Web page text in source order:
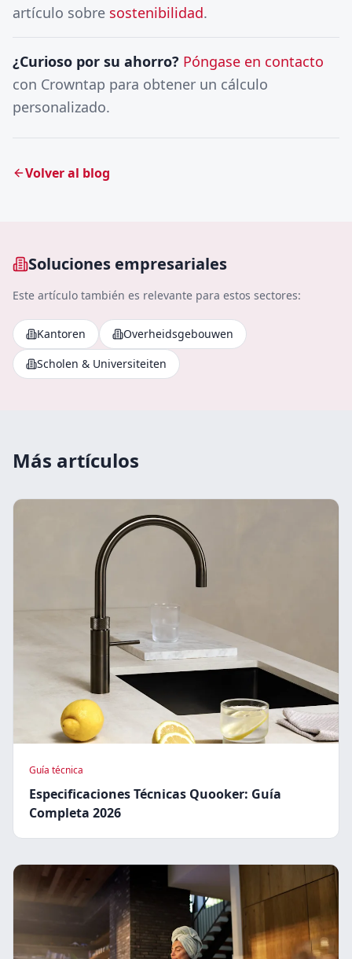
artículo sobre sostenibilidad.
¿Curioso por su ahorro? Póngase en contacto
con Crowntap para obtener un cálculo
personalizado.
Volver al blog
Soluciones empresariales
Este artículo también es relevante para estos sectores:
Kantoren
Overheidsgebouwen
Scholen & Universiteiten
Más artículos
Guía técnica
Especificaciones Técnicas Quooker: Guía
Completa 2026